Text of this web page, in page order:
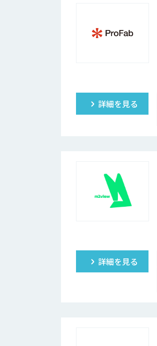
詳細を見る
詳細を見る